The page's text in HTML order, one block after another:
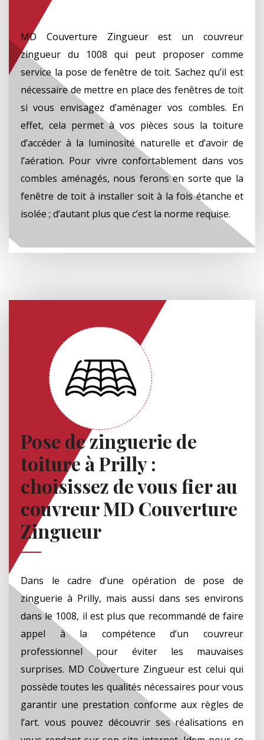
MD Couverture Zingueur est un couvreur
zingueur du 1008 qui peut proposer comme
service la pose de fenêtre de toit. Sachez qu’il est
nécessaire de mettre en place des fenêtres de toit
si vous envisagez d’aménager vos combles. En
effet, cela permet à vos pièces sous la toiture
d’accéder à la luminosité naturelle et d’avoir de
l’aération. Pour vivre confortablement dans vos
combles aménagés, nous ferons en sorte que la
fenêtre de toit à installer soit à la fois étanche et
isolée ; d’autant plus que c’est la norme requise.
Pose de zinguerie de
toiture à Prilly :
choisissez de vous fier au
couvreur MD Couverture
Zingueur
Dans le cadre d’une opération de pose de
zinguerie à Prilly, mais aussi dans ses environs
dans le 1008, il est plus que recommandé de faire
appel à la compétence d’un couvreur
professionnel pour éviter les mauvaises
surprises. MD Couverture Zingueur est celui qui
possède toutes les qualités nécessaires pour vous
garantir une prestation conforme aux règles de
l’art. vous pouvez découvrir ses réalisations en